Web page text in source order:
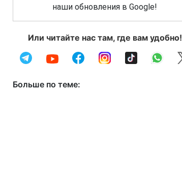
наши обновления в Google!
Или читайте нас там, где вам удобно!
Больше по теме: